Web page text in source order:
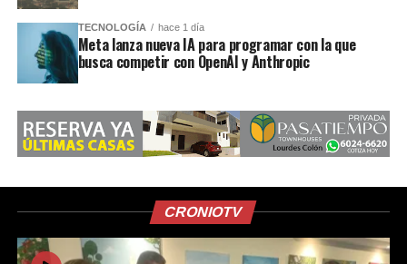
TECNOLOGÍA hace 1 día
Meta lanza nueva IA para programar con la que
busca competir con OpenAI y Anthropic
CRONIOTV